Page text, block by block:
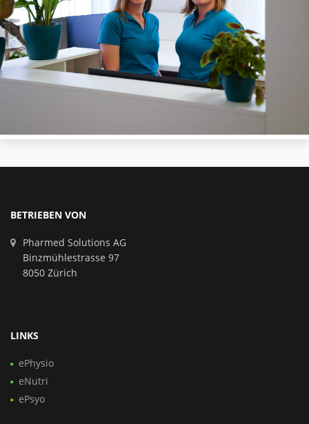
BETRIEBEN VON
Pharmed Solutions AG
Binzmühlestrasse 97
8050 Zürich
LINKS
ePhysio
eNutri
ePsyo